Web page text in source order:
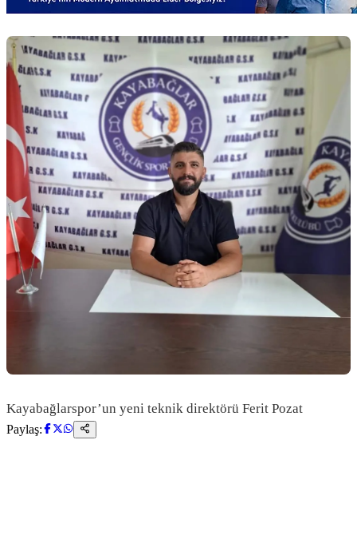
Kayabağlarspor’un yeni teknik direktörü Ferit Pozat
Paylaş: